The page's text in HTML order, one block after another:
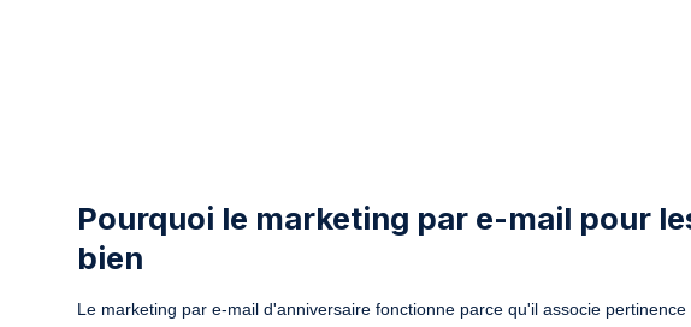
Pourquoi le marketing par e-mail pour
bien
Le marketing par e-mail d'anniversaire fonctionne parce qu'il associe